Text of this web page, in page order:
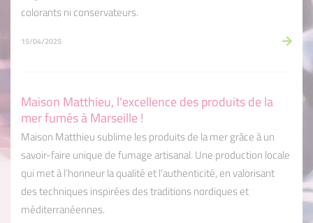
colorants ni conservateurs.
15/04/2025
Maison Matthieu, l'excellence des produits de la
mer fumés à Marseille !
Maison Matthieu sublime les produits de la mer grâce à un
savoir-faire unique de fumage artisanal. Une production locale
qui met à l’honneur la qualité et l’authenticité, en valorisant
des techniques inspirées des traditions nordiques et
méditerranéennes.